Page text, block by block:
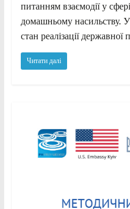
питанням взаємодії у
домашньому насильству.
стан реалізації державної
Читати далі